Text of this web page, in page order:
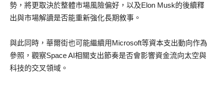
勢，將更取決於整體市場風險偏好，以及Elon Musk的後續釋
出與市場解讀是否能重新強化長期敘事。
與此同時，華爾街也可能繼續用Microsoft等資本支出動向作為
參照，觀察Space AI相關支出節奏是否會影響資金流向太空與
科技的交叉領域。